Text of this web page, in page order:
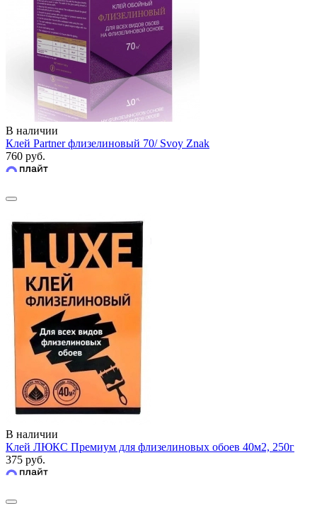
В наличии
Клей Partner флизелиновый 70/ Svoy Znak
760 руб.
В наличии
Клей ЛЮКС Премиум для флизелиновых обоев 40м2, 250г
375 руб.